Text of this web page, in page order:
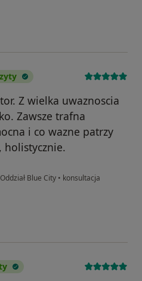
Z wielka uwaznoscia
Zawsze trafna
i co wazne patrzy
holistycznie.
Blue City • konsultacja